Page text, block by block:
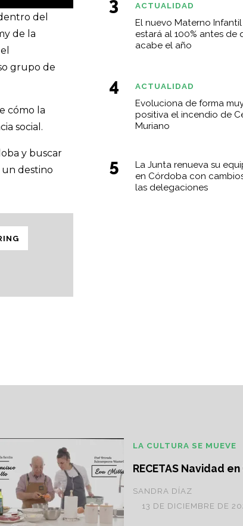
del
de la
grupo de
cómo la
social.
y buscar
un destino
RECETAS Navidad
SANDRA DÍAZ
LA CULTURA SE MUEVE
13 DE DICIEMBRE DE
El nuevo Materno Infantil
estará al 100% antes de
acabe el año
ACTUALIDAD
Evoluciona de forma
positiva el incendio de
Muriano
ACTUALIDAD
La Junta renueva su
en Córdoba con
las delegaciones